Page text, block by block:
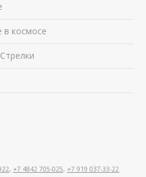
в космосе
, +7 4842 705-025, +7 919 037-33-22.